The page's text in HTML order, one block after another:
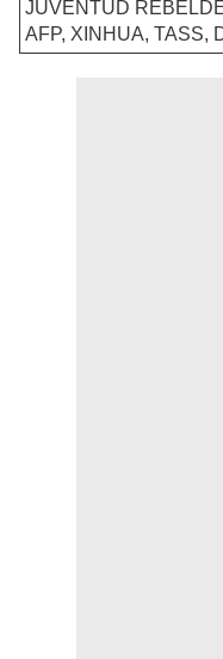
JUVENTUD
AFP, XINHUA, TASS,